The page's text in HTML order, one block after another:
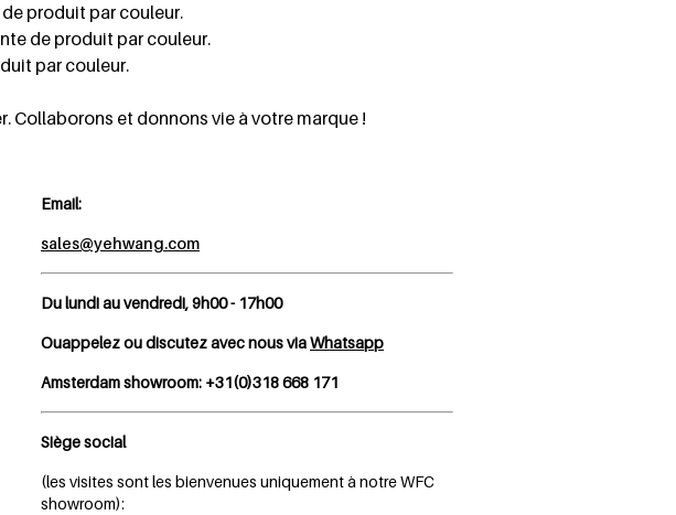
produit par couleur.
de produit par couleur.
par couleur.
Collaborons et donnons vie à votre marque !
Email:
sales@yehwang.com
Du lundi au vendredi, 9h00 - 17h00
Ouappelez ou discutez avec nous viaWhatsapp
Amsterdam showroom: +31(0)318 668 171
Siège social
(les visites sont les bienvenues uniquement à notre WFC
showroom):